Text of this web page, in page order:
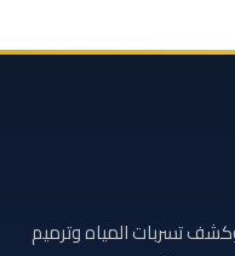
تسربات المياه وترميم